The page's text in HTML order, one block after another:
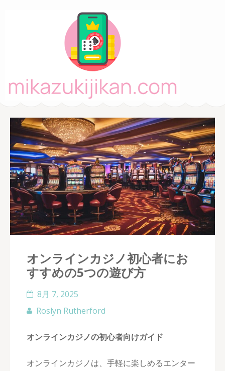
Mikazukijikan.com
– カジノボーナ
ス
オンラインカジノ初心者にお
すすめの5つの遊び方
8月 7, 2025
Roslyn Rutherford
オンラインカジノの初心者向けガイド
オンラインカジノは、手軽に楽しめるエンター